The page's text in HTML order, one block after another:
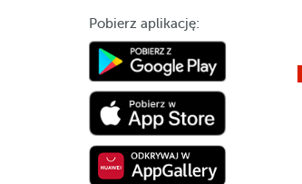
Pobierz aplikację: